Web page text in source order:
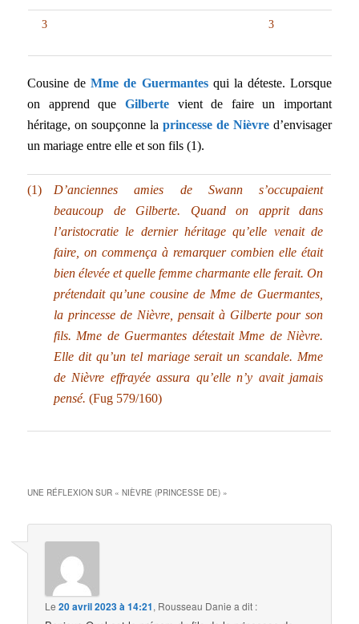
3 3
Cousine deMme de Guermantesqui la déteste. Lorsque
on apprend que Gilbertevient de faire un important
héritage, on soupçonne la princesse de Nièvred’envisager
un mariage entre elle et son fils (1).
(1)
D’anciennes amies de Swann s’occupaient
beaucoup de Gilberte. Quand on apprit dans
l’aristocratie le dernier héritage qu’elle venait de
faire, on commença à remarquer combien elle était
bien élevée et quelle femme charmante elle ferait. On
prétendait qu’une cousine de Mme de Guermantes
la princesse de Nièvre, pensait à Gilberte pour son
fils. Mme de Guermantes détestait Mme de Nièvre.
Elle dit qu’un tel mariage serait un scandale. Mme
de Nièvre effrayée assura qu’elle n’y avait jamais
pensé. (Fug 579/160)
UNE RÉFLEXION SUR «NIÈVRE (PRINCESSE DE) »
Le20 avril 2023 à 14:21, Rousseau Danie a dit :